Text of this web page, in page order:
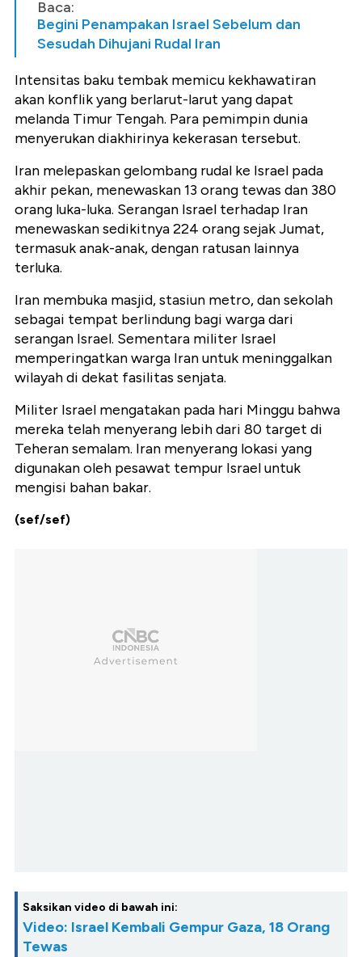
Baca:
Begini Penampakan Israel Sebelum dan
Sesudah Dihujani Rudal Iran
Intensitas baku tembak memicu kekhawatiran
akan konflik yang berlarut-larut yang dapat
melanda Timur Tengah. Para pemimpin dunia
menyerukan diakhirinya kekerasan tersebut.
Iran melepaskan gelombang rudal ke Israel pada
akhir pekan, menewaskan 13 orang tewas dan 380
orang luka-luka. Serangan Israel terhadap Iran
menewaskan sedikitnya 224 orang sejak Jumat,
termasuk anak-anak, dengan ratusan lainnya
terluka.
Iran membuka masjid, stasiun metro, dan sekolah
sebagai tempat berlindung bagi warga dari
serangan Israel. Sementara militer Israel
memperingatkan warga Iran untuk meninggalkan
wilayah di dekat fasilitas senjata.
Militer Israel mengatakan pada hari Minggu bahwa
mereka telah menyerang lebih dari 80 target di
Teheran semalam. Iran menyerang lokasi yang
digunakan oleh pesawat tempur Israel untuk
mengisi bahan bakar.
(sef/sef)
Saksikan video di bawah ini:
Video: Israel Kembali Gempur Gaza, 18 Orang
Tewas